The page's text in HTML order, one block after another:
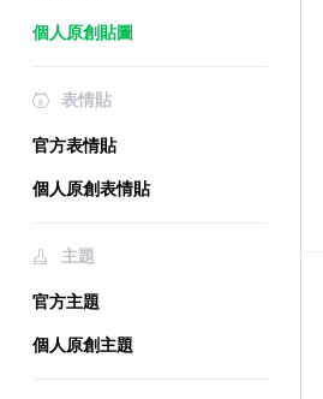
個人原創貼圖
表情貼
官方表情貼
個人原創表情貼
主題
官方主題
個人原創主題